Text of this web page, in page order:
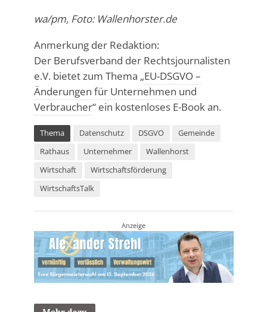
wa/pm, Foto: Wallenhorster.de
Anmerkung der Redaktion:
Der Berufsverband der Rechtsjournalisten
e.V. bietet zum Thema „EU-DSGVO –
Änderungen für Unternehmen und
Verbraucher“ ein kostenloses E-Book an.
Thema Datenschutz DSGVO
Gemeinde
Rathaus
Unternehmer
Wallenhorst
Wirtschaft
Wirtschaftsförderung
WirtschaftsTalk
Anzeige